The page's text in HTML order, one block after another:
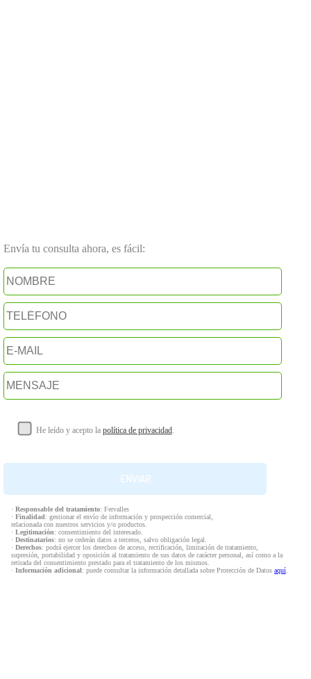
Envía tu consulta ahora, es fácil:
He leído y acepto la política de privacidad.
· Responsable del tratamiento: Fervalles
· Finalidad: gestionar el envío de información y prospección comercial,
relacionada con nuestros servicios y/o productos.
· Legitimación: consentimiento del interesado.
· Destinatarios: no se cederán datos a terceros, salvo obligación legal.
· Derechos: podrá ejercer los derechos de acceso, rectificación, limitación de tratamiento,
supresión, portabilidad y oposición al tratamiento de sus datos de carácter personal, así como a la
retirada del consentimiento prestado para el tratamiento de los mismos.
· Información adicional: puede consultar la información detallada sobre Protección de Datos aquí.